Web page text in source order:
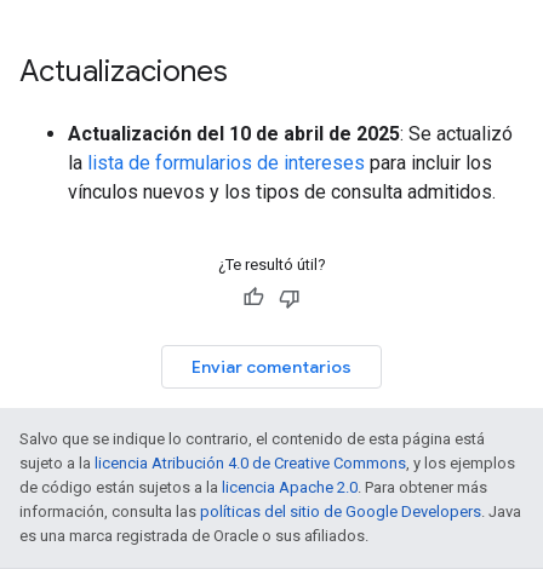
Actualizaciones
Actualización del 10 de abril de 2025: Se actualizó
la lista de formularios de intereses para incluir los
vínculos nuevos y los tipos de consulta admitidos.
¿Te resultó útil?
Enviar comentarios
Salvo que se indique lo contrario, el contenido de esta página está
sujeto a la licencia Atribución 4.0 de Creative Commons , y los ejemplos
de código están sujetos a la licencia Apache 2.0 . Para obtener más
información, consulta las políticas del sitio de Google Developers . Java
es una marca registrada de Oracle o sus afiliados.